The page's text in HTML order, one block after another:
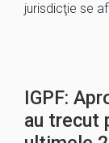
jurisdicţie se
IGPF:
au trecut